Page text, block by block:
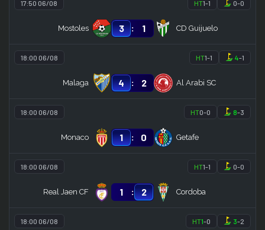
17:50 06/08 HT1-1 0-0
Mostoles 3 : 1 CD Guijuelo
18:00 06/08 HT1-1 4-1
Malaga 4 : 2 Al Arabi SC
18:00 06/08 HT0-0 8-3
Monaco 1 : 0 Getafe
18:00 06/08 HT1-1 0-0
Real Jaen CF 1 : 2 Cordoba
18:00 06/08 HT1-0 3-2